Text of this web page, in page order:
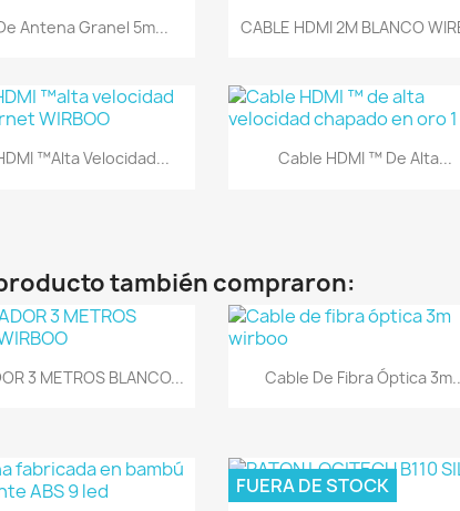
Vista rápida
Antena Granel 5m... Vista rápida
CABLE HDMI 2M BLANCO
Vista rápida
™alta Velocidad...  Vista rápida
Cable HDMI ™ De Alta...
también compraron:
Vista rápida
3 METROS BLANCO... Vista rápida
Cable De Fibra Óptica
FUERA DE STOCK